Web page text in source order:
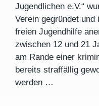
Jugendlichen e.V.“
Verein gegründet
freien Jugendhilfe
zwischen 12 und 21
am Rande einer
bereits straffällig
werden …